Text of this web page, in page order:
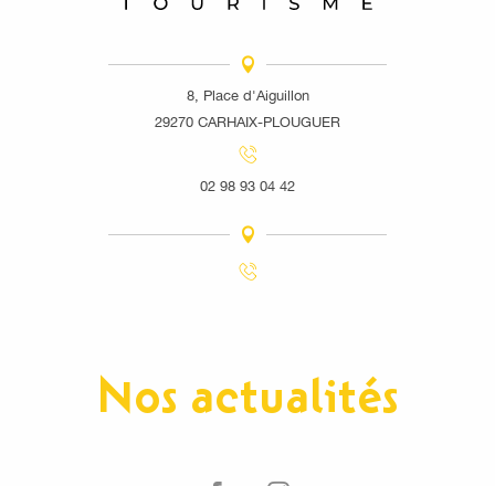
8, Place d'Aiguillon
29270 CARHAIX-PLOUGUER
02 98 93 04 42
Nos actualités